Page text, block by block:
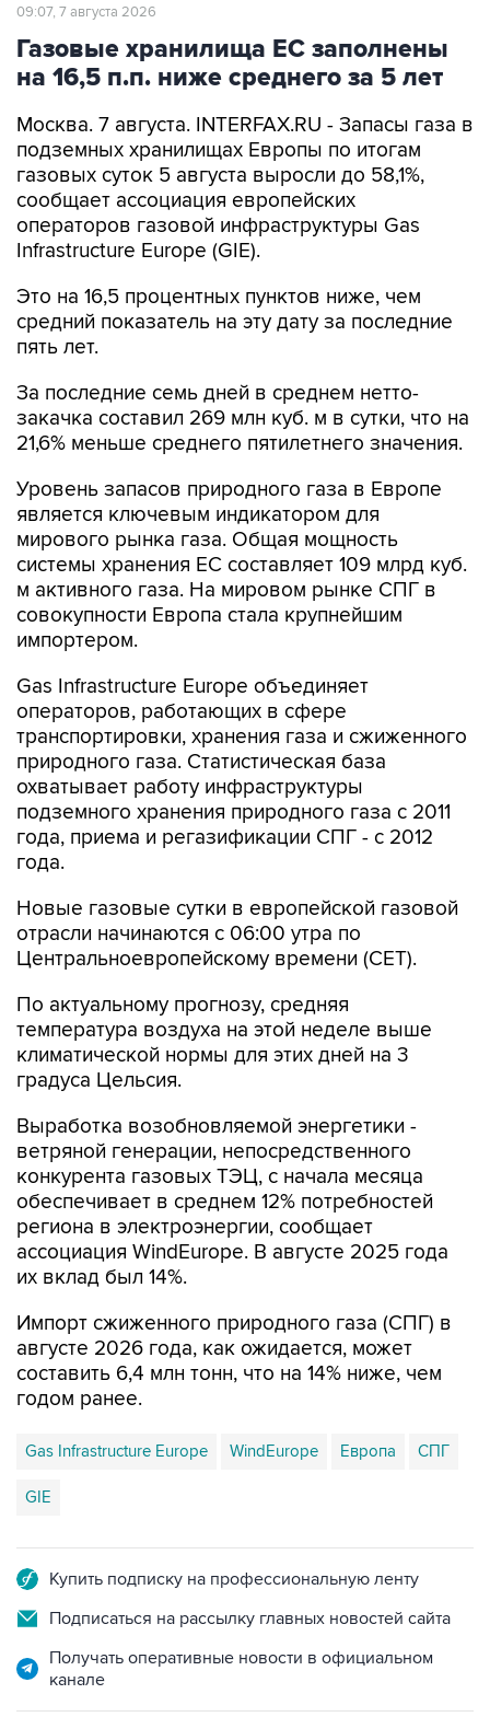
09:07, 7 августа 2026
Газовые хранилища ЕС заполнены
на 16,5 п.п. ниже среднего за 5 лет
Москва. 7 августа. INTERFAX.RU - Запасы газа в
подземных хранилищах Европы по итогам
газовых суток 5 августа выросли до 58,1%,
сообщает ассоциация европейских
операторов газовой инфраструктуры Gas
Infrastructure Europe (GIE).
Это на 16,5 процентных пунктов ниже, чем
средний показатель на эту дату за последние
пять лет.
За последние семь дней в среднем нетто-
закачка составил 269 млн куб. м в сутки, что на
21,6% меньше среднего пятилетнего значения.
Уровень запасов природного газа в Европе
является ключевым индикатором для
мирового рынка газа. Общая мощность
системы хранения ЕС составляет 109 млрд куб.
м активного газа. На мировом рынке СПГ в
совокупности Европа стала крупнейшим
импортером.
Gas Infrastructure Europe объединяет
операторов, работающих в сфере
транспортировки, хранения газа и сжиженного
природного газа. Статистическая база
охватывает работу инфраструктуры
подземного хранения природного газа с 2011
года, приема и регазификации СПГ - с 2012
года.
Новые газовые сутки в европейской газовой
отрасли начинаются c 06:00 утра по
Центральноевропейскому времени (CET).
По актуальному прогнозу, средняя
температура воздуха на этой неделе выше
климатической нормы для этих дней на 3
градуса Цельсия.
Выработка возобновляемой энергетики -
ветряной генерации, непосредственного
конкурента газовых ТЭЦ, с начала месяца
обеспечивает в среднем 12% потребностей
региона в электроэнергии, сообщает
ассоциация WindEurope. В августе 2025 года
их вклад был 14%.
Импорт сжиженного природного газа (СПГ) в
августе 2026 года, как ожидается, может
составить 6,4 млн тонн, что на 14% ниже, чем
годом ранее.
Gas Infrastructure Europe WindEurope Европа СПГ
GIE
Купить подписку на профессиональную ленту
Подписаться на рассылку главных новостей сайта
Получать оперативные новости в официальном
канале